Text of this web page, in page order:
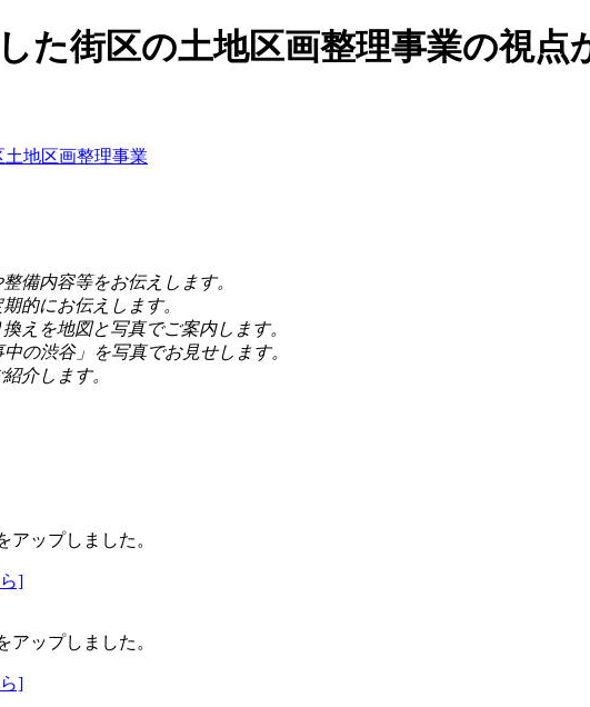
備内容等をお伝えします。
的にお伝えします。
えを地図と写真でご案内します。
中の渋谷」を写真でお見せします。
介します。
アップしました。
]
アップしました。
]